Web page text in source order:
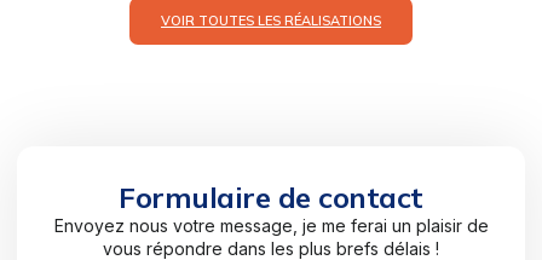
VOIR TOUTES LES RÉALISATIONS
Formulaire de contact
Envoyez nous votre message, je me ferai un plaisir de
vous répondre dans les plus brefs délais !